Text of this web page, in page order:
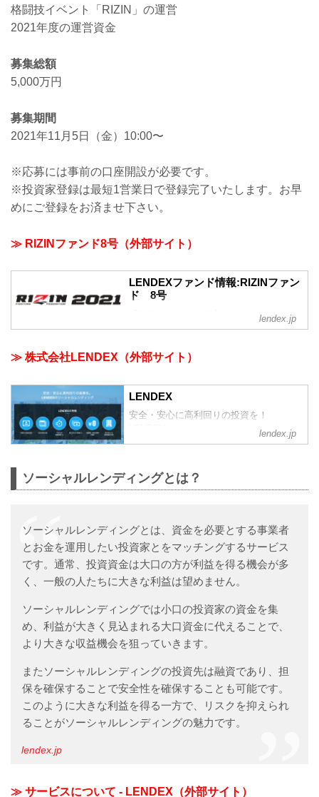
格闘技イベント「RIZIN」の運営
2021年度の運営資金
募集総額
5,000万円
募集期間
2021年11月5日（金）10:00〜
※応募には事前の口座開設が必要です。
※投資家登録は最短1営業日で登録完了いたします。お早
めにご登録をお済ませ下さい。
≫ RIZINファンド8号（外部サイト）
LENDEXファンド情報:RIZINファン
ド 8号
借入人は株式会社ドリームファクトリー
同社は、「RIZIN」をはじめとする格闘技
HP URL:https://jp.rizinff.com/
今回のファンドは2021年度の大会の運営
資金の募集となります。
募集金額：5,000万円（利回り10.00％/
《元金一括返済、配当は毎月支払》
当ファンドは、株式会社ドリームフ...
lendex.jp
≫ 株式会社LENDEX（外部サイト）
LENDEX
安全・安心に高利回りの投資を！
LENDEXのソーシャルレンディング
lendex.jp
ソーシャルレンディングとは？
ソーシャルレンディングとは、資金を必要とする事業者
とお金を運用したい投資家とをマッチングするサービス
です。通常、投資資金は大口の方が利益を得る機会が多
く、一般の人たちに大きな利益は望めません。
ソーシャルレンディングでは小口の投資家の資金を集
め、利益が大きく見込まれる大口資金に代えることで、
より大きな収益機会を狙っていきます。
またソーシャルレンディングの投資先は融資であり、担
保を確保することで安全性を確保することも可能です。
このように大きな利益を得る一方で、リスクを抑えられ
ることがソーシャルレンディングの魅力です。
lendex.jp
≫ サービスについて - LENDEX（外部サイト）